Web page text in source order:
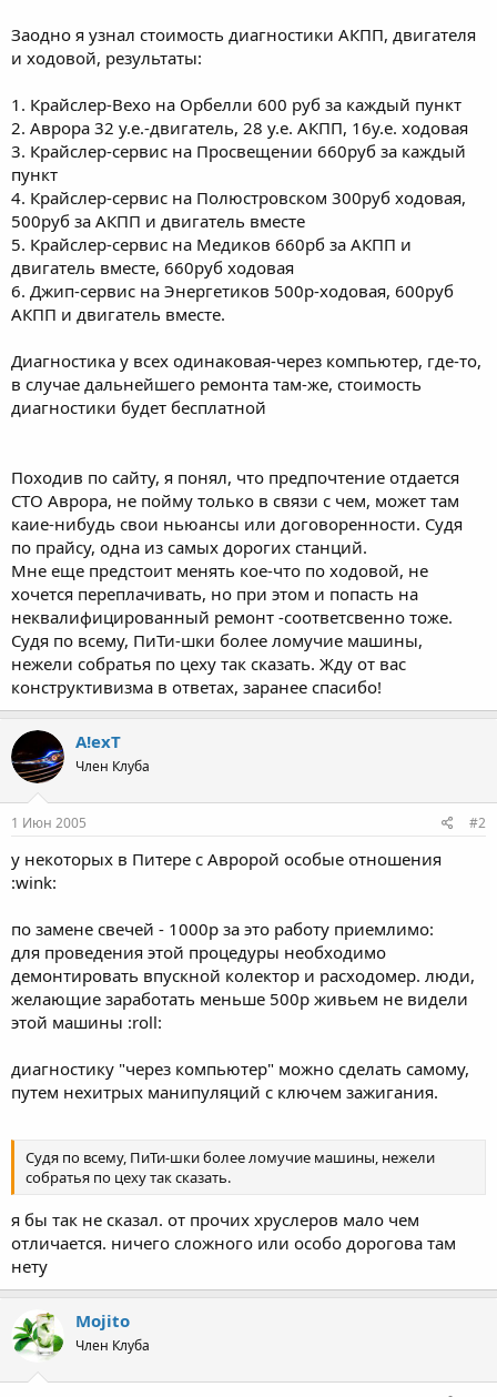
Заодно я узнал стоимость диагностики АКПП, двигателя
и ходовой, результаты:
1. Крайслер-Вехо на Орбелли 600 руб за каждый пункт
2. Аврора 32 у.е.-двигатель, 28 у.е. АКПП, 16у.е. ходовая
3. Крайслер-сервис на Просвещении 660руб за каждый
пункт
4. Крайслер-сервис на Полюстровском 300руб ходовая,
500руб за АКПП и двигатель вместе
5. Крайслер-сервис на Медиков 660рб за АКПП и
двигатель вместе, 660руб ходовая
6. Джип-сервис на Энергетиков 500р-ходовая, 600руб
АКПП и двигатель вместе.
Диагностика у всех одинаковая-через компьютер, где-то,
в случае дальнейшего ремонта там-же, стоимость
диагностики будет бесплатной
Походив по сайту, я понял, что предпочтение отдается
СТО Аврора, не пойму только в связи с чем, может там
каие-нибудь свои ньюансы или договоренности. Судя
по прайсу, одна из самых дорогих станций.
Мне еще предстоит менять кое-что по ходовой, не
хочется переплачивать, но при этом и попасть на
неквалифицированный ремонт -соответсвенно тоже.
Судя по всему, ПиТи-шки более ломучие машины,
нежели собратья по цеху так сказать. Жду от вас
конструктивизма в ответах, заранее спасибо!
A!exT
Член Клуба
1 Июн 2005 #2
у некоторых в Питере с Авророй особые отношения
:wink:
по замене свечей - 1000р за это работу приемлимо:
для проведения этой процедуры необходимо
демонтировать впускной колектор и расходомер. люди,
желающие заработать меньше 500р живьем не видели
этой машины :roll:
диагностику "через компьютер" можно сделать самому,
путем нехитрых манипуляций с ключем зажигания.
Судя по всему, ПиТи-шки более ломучие машины, нежели
собратья по цеху так сказать.
я бы так не сказал. от прочих хруслеров мало чем
отличается. ничего сложного или особо дорогова там
нету
Mojito
Член Клуба